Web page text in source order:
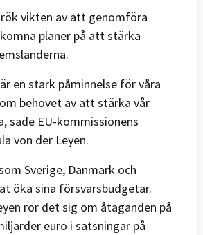
vikten av att genomföra
planer på att stärka
en stark påminnelse för våra
behovet av att stärka vår
sade EU-kommissionens
von der Leyen.
Sverige, Danmark och
öka sina försvarsbudgetar.
rör det sig om åtaganden på
euro i satsningar på